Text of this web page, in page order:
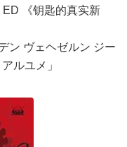
《钥匙的真实新
ン ヴェヘゼルン ジー
ルユメ」